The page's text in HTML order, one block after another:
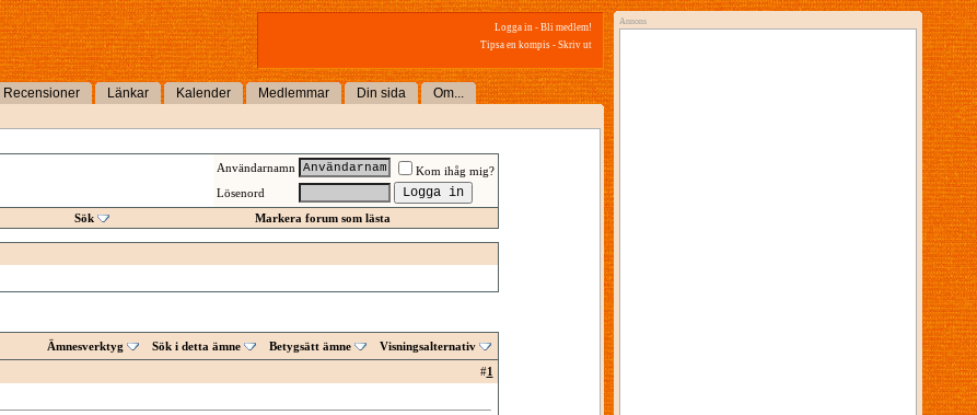
Logga in - Bli medlem!
Tipsa en kompis - Skriv ut
Recensioner Länkar Kalender Medlemmar Din sida Om...
Användarnamn
Kom ihåg mig?
Lösenord
Sök Markera forum som lästa
Ämnesverktyg Sök i detta ämne Betygsätt ämne
Visningsalternativ
#1
Annons